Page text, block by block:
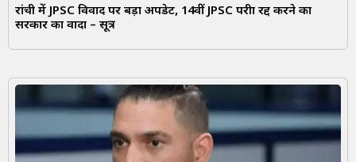
रांची में JPSC विवाद पर बड़ा अपडेट, 14वीं JPSC परीक्षा रद्द करने का
सरकार का वादा – सूत्र